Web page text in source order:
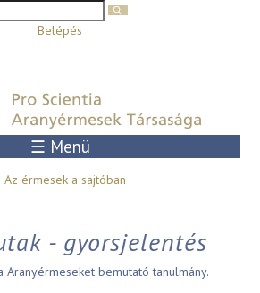
Ugrás a tartalomra
Belépés
☰ Menü
Az érmesek a sajtóban
- gyorsjelentés
Aranyérmeseket bemutató tanulmány.